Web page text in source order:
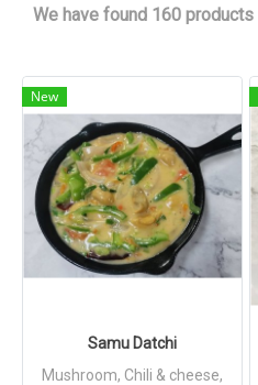
We have found 160 products
New
Samu Datchi
Mushroom, Chili & cheese,